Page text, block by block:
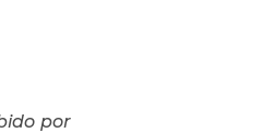
por